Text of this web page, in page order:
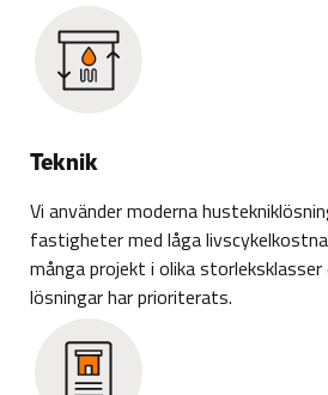
Teknik
Vi använder moderna
fastigheter med låga
många projekt i olika
lösningar har prioriterats.